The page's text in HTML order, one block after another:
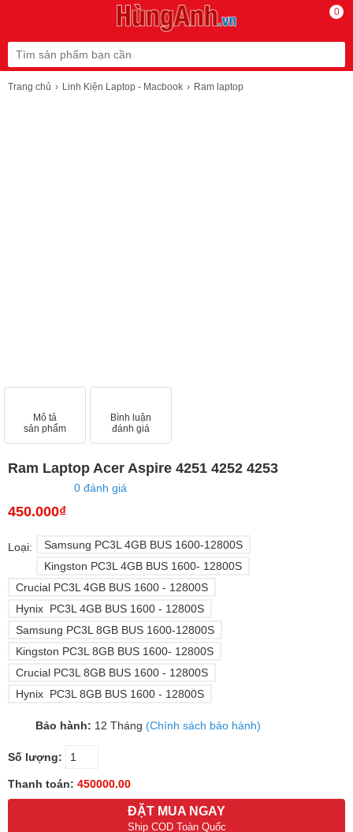
0
Trang chủ Linh Kiện Laptop - Macbook Ram laptop
Mô tả
sản phẩm
Bình luận
đánh giá
Ram Laptop Acer Aspire 4251 4252 4253
0 đánh giá
450.000₫
Loại:
Samsung PC3L 4GB BUS 1600-12800S
Kingston PC3L 4GB BUS 1600- 12800S
Crucial PC3L 4GB BUS 1600 - 12800S
Hynix PC3L 4GB BUS 1600 - 12800S
Samsung PC3L 8GB BUS 1600-12800S
Kingston PC3L 8GB BUS 1600- 12800S
Crucial PC3L 8GB BUS 1600 - 12800S
Hynix PC3L 8GB BUS 1600 - 12800S
Bảo hành: 12 Tháng (Chính sách bảo hành)
Số lượng:
Thanh toán: 450000.00
ĐẶT MUA NGAY
Ship COD Toàn Quốc